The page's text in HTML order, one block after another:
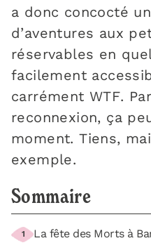
Sommaire
1
La fête des Morts à
a donc concocté
d’aventures aux
réservables en
facilement
carrément WTF.
reconnexion, ça
moment. Tiens,
exemple.